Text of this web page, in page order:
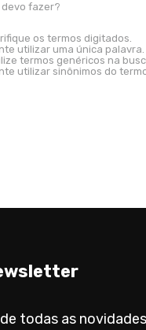
devo fazer?
os termos digitados.
utilizar uma única palavra.
termos genéricos na
utilizar sinônimos do
todas as